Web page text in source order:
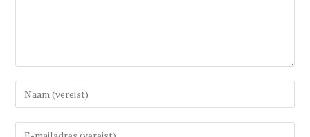
Vul
uw
(gebruikers)naam
Vul